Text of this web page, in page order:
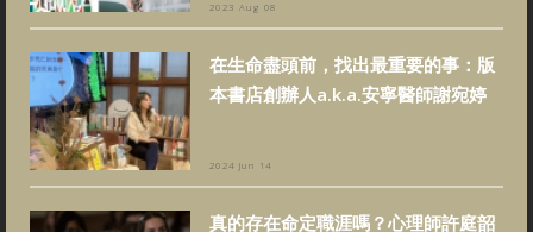
2023 Aug 08
在生命盡頭前，找出最重要的事：版
本書店創辦人a.k.a.安寧醫師謝宛婷
2024 Jun 14
真的存在命定職涯嗎？心理師許庭韶